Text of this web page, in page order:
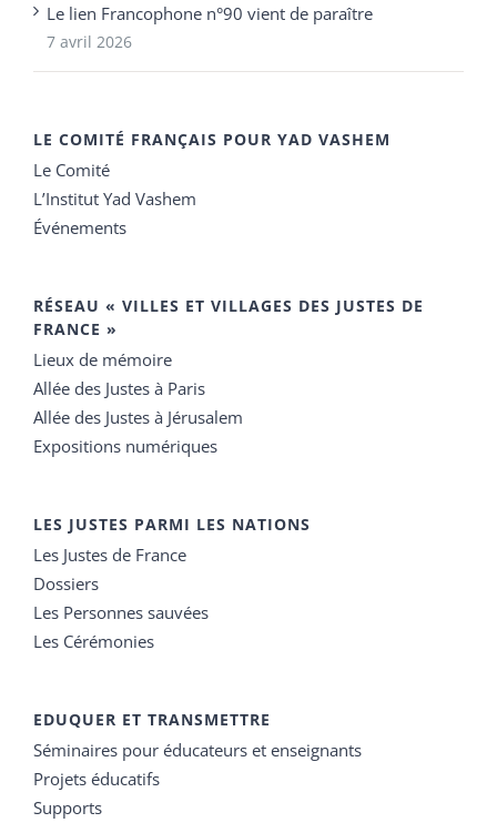
Le lien Francophone n°90 vient de paraître
7 avril 2026
LE COMITÉ FRANÇAIS POUR YAD VASHEM
Le Comité
L’Institut Yad Vashem
Événements
RÉSEAU « VILLES ET VILLAGES DES JUSTES DE
FRANCE »
Lieux de mémoire
Allée des Justes à Paris
Allée des Justes à Jérusalem
Expositions numériques
LES JUSTES PARMI LES NATIONS
Les Justes de France
Dossiers
Les Personnes sauvées
Les Cérémonies
EDUQUER ET TRANSMETTRE
Séminaires pour éducateurs et enseignants
Projets éducatifs
Supports